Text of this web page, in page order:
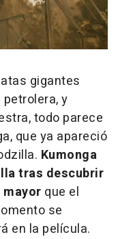
gigantes
y
todo parece
que ya apareció
. Kumonga
tras descubrir
mayor que el
se
en la película.